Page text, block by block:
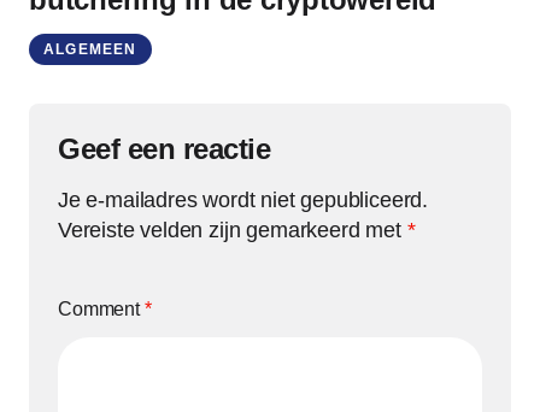
ALGEMEEN
Geef een reactie
Je e-mailadres wordt niet gepubliceerd.
Vereiste velden zijn gemarkeerd met *
Comment*